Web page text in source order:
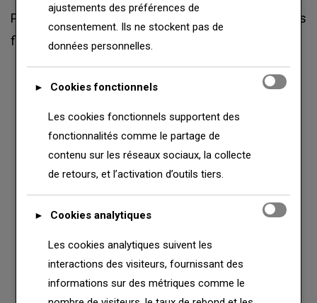
Parmi les actes les plus fréquemment sollicités
figurent notamment :
Procurations administratives
Procurations bancaires
Procurations immobilières
Procurations successorales
Déclarations sur l'honneur
Attestations diverses
ajustements des préférences de
consentement. Ils ne stockent pas de
données personnelles.
► Cookies fonctionnels
Les cookies fonctionnels supportent des
fonctionnalités comme le partage de
contenu sur les réseaux sociaux, la collecte
de retours, et l’activation d’outils tiers.
► Cookies analytiques
Les cookies analytiques suivent les
interactions des visiteurs, fournissant des
informations sur des métriques comme le